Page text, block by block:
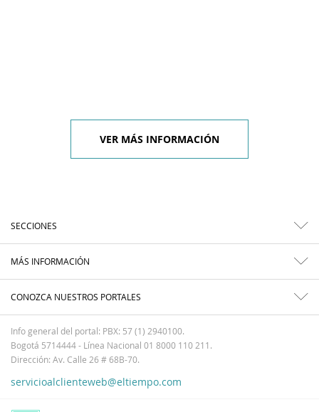
VER MÁS INFORMACIÓN
SECCIONES
MÁS INFORMACIÓN
CONOZCA NUESTROS PORTALES
Info general del portal: PBX: 57 (1) 2940100.
Bogotá 5714444 - Línea Nacional 01 8000 110 211.
Dirección: Av. Calle 26 # 68B-70.
servicioalclienteweb@eltiempo.com